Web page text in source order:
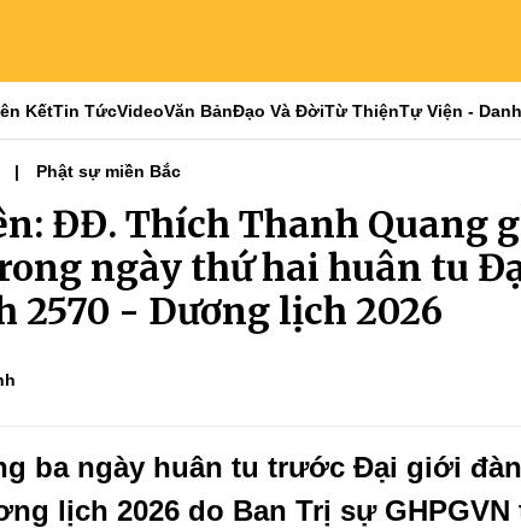
KếtTin TứcVideoVăn BảnĐạo Và ĐờiTừ ThiệnTự Viện -
Phật sự miền Bắc
ĐĐ. Thích Thanh Quang
ngày thứ hai huân tu
2570 - Dương lịch 2026
ba ngày huân tu trước Đại giới
lịch 2026 do Ban Trị sự